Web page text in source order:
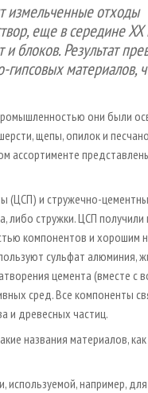
измельченные отходы
еще в середине XX
блоков. Результат
материалов,
они были
щепы, опилок и
ассортименте
(ЦСП) и стружечно-
либо стружки. ЦСП
компонентов и хорошим
сульфат алюминия,
цемента (вместе с
сред. Все компоненты
и древесных частиц.
названия материалов,
используемой, например,